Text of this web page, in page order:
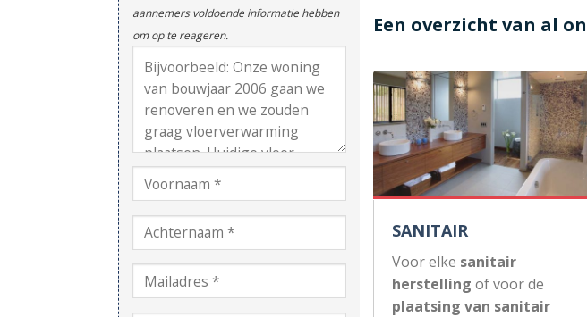
aannemers voldoende informatie hebben
om op te reageren.
Een overzicht van al
SANITAIR
Voor elke sanitair
herstelling of voor de
plaatsing van sanitair